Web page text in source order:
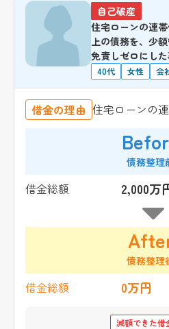
自己破産
住宅ローンの連
上の債務を、少
免責しゼロにし
40代 女性 会
借金の理由 住宅ローンの
債務整理
借金総額 2,000万
債務整理
借金総額 0万円
減額できた借